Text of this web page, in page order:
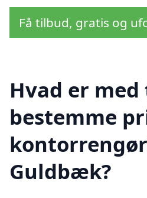
Få tilbud, gratis og
Hvad er
bestemme
Guldbæk?